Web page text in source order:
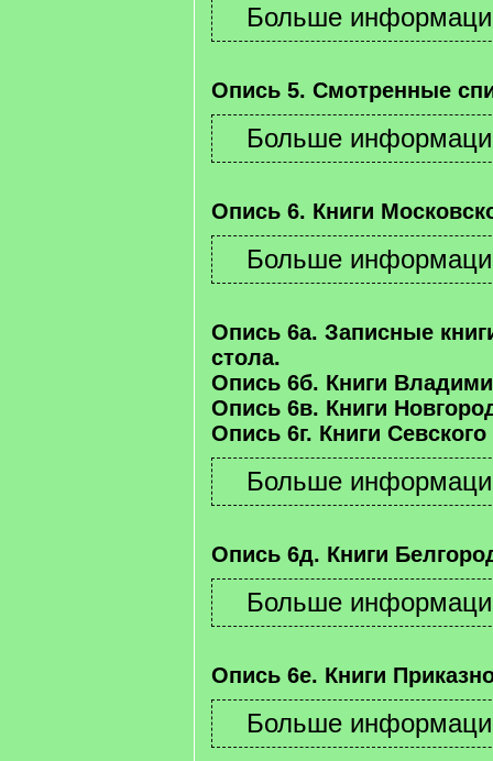
Опись 5. Смотренные
Опись 6. Книги
Опись 6а. Записные
стола.
Опись 6б. Книги
Опись 6в. Книги
Опись 6г. Книги Севского
Опись 6д. Книги
Опись 6е. Книги